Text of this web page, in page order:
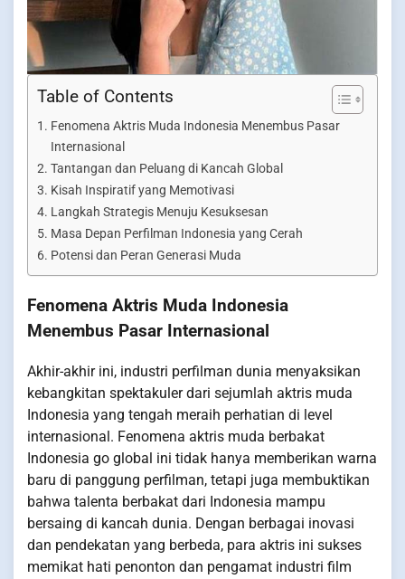
Table of Contents
Fenomena Aktris Muda Indonesia Menembus Pasar
Internasional
Tantangan dan Peluang di Kancah Global
Kisah Inspiratif yang Memotivasi
Langkah Strategis Menuju Kesuksesan
Masa Depan Perfilman Indonesia yang Cerah
Potensi dan Peran Generasi Muda
Fenomena Aktris Muda Indonesia
Menembus Pasar Internasional
Akhir-akhir ini, industri perfilman dunia menyaksikan
kebangkitan spektakuler dari sejumlah aktris muda
Indonesia yang tengah meraih perhatian di level
internasional. Fenomena aktris muda berbakat
Indonesia go global ini tidak hanya memberikan warna
baru di panggung perfilman, tetapi juga membuktikan
bahwa talenta berbakat dari Indonesia mampu
bersaing di kancah dunia. Dengan berbagai inovasi
dan pendekatan yang berbeda, para aktris ini sukses
memikat hati penonton dan pengamat industri film